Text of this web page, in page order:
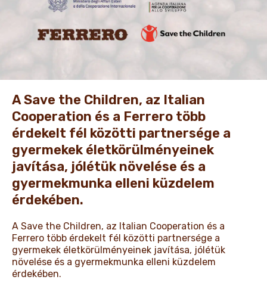
A Save the Children, az Italian
Cooperation és a Ferrero több
érdekelt fél közötti partnersége a
gyermekek életkörülményeinek
javítása, jólétük növelése és a
gyermekmunka elleni küzdelem
érdekében.
A Save the Children, az Italian Cooperation és a
Ferrero több érdekelt fél közötti partnersége a
gyermekek életkörülményeinek javítása, jólétük
növelése és a gyermekmunka elleni küzdelem
érdekében.